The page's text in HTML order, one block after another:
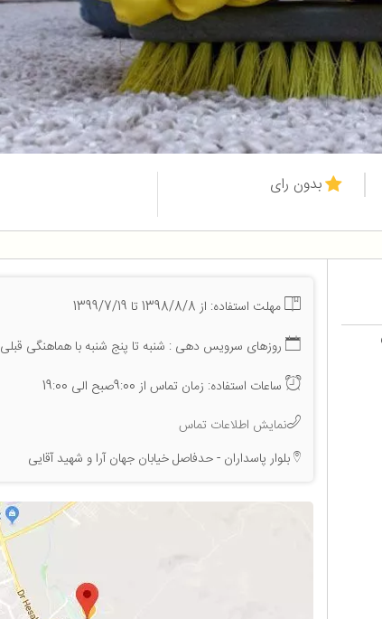
بدون رای
مهلت استفاده: از 1398/8/8 تا 1399/7/19
روزهای سرویس دهی : شنبه تا پنج شنبه با هماهنگی قبلی
ساعات استفاده: زمان تماس از 9:00صبح الی 19:00
نمایش اطلاعات تماس
بلوار پاسداران - حدفاصل خیابان جهان آرا و شهید آقایی